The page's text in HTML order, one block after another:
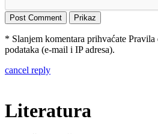
* Slanjem komentara prihvaćate Pravila
podataka (e-mail i IP adresa).
cancel reply
Literatura